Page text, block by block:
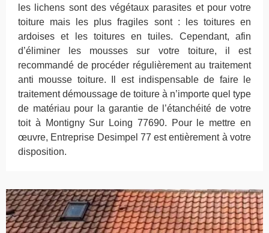
les lichens sont des végétaux parasites et pour votre
toiture mais les plus fragiles sont : les toitures en
ardoises et les toitures en tuiles. Cependant, afin
d’éliminer les mousses sur votre toiture, il est
recommandé de procéder régulièrement au traitement
anti mousse toiture. Il est indispensable de faire le
traitement démoussage de toiture à n’importe quel type
de matériau pour la garantie de l’étanchéité de votre
toit à Montigny Sur Loing 77690. Pour le mettre en
œuvre, Entreprise Desimpel 77 est entièrement à votre
disposition.